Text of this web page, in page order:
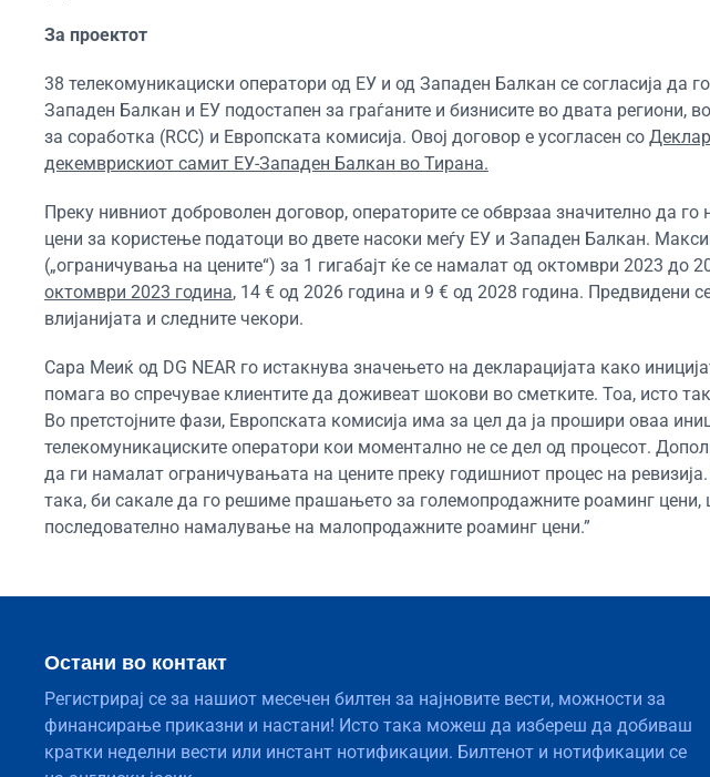
За проектот
38 телекомуникациски оператори од ЕУ и од Западен Балкан се согласија да
Западен Балкан и ЕУ подостапен за граѓаните и бизнисите во двата региони,
за соработка (RCC) и Европската комисија. Овој договор е усогласен со
декемврискиот самит ЕУ-Западен Балкан во Тирана.
Преку нивниот доброволен договор, операторите се обврзаа значително да
цени за користење податоци во двете насоки меѓу ЕУ и Западен Балкан.
(„ограничувања на цените“) за 1 гигабајт ќе се намалат од октомври 2023 до
октомври 2023 година, 14 € од 2026 година и 9 € од 2028 година. Предвидени
влијанијата и следните чекори.
Сара Меиќ од DG NEAR го истакнува значењето на декларацијата како
помага во спречувае клиентите да доживеат шокови во сметките. Тоа, исто
Во претстојните фази, Европската комисија има за цел да ја прошири оваа
телекомуникациските оператори кои моментално не се дел од процесот.
да ги намалат ограничувањата на цените преку годишниот процес на
така, би сакале да го решиме прашањето за големопродажните роаминг
последователно намалување на малопродажните роаминг цени.”
Остани во контакт
Регистрирај се за нашиот месечен билтен за најновите вести, можности за
финансирање приказни и настани! Исто така можеш да избереш да добиваш
кратки неделни вести или инстант нотификации. Билтенот и нотификации се